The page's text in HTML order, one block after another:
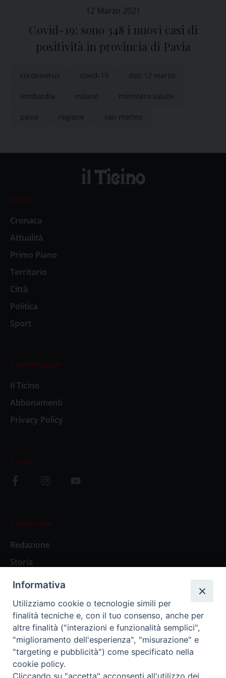
12 Marzo 2021
Covid-19: sono 348 i nuovi casi di
positività in provincia di Pavia
coronavirus covid-19 dati 12 marzo
lombardia milano ministero salute
pavia regione san matteo
News
Cronaca
Attualità
Primo Piano
Territorio
Città
Politica
Sport
Il settimanale
Il Ticino
Abbonamenti
Privacy Policy
Social
L’editoriale
Redazione
Storia
Abbonamenti
Abbonamento Annuale Digitale
Abbonamento Annuale Cartaceo
Abbonamento Singola Copia Digitale
Informativa
Utilizziamo cookie o tecnologie simili per
finalità tecniche e, con il tuo consenso, anche per
altre finalità ("interazioni e funzionalità semplici",
"miglioramento dell'esperienza", "misurazione" e
"targeting e pubblicità") come specificato nella
cookie policy.